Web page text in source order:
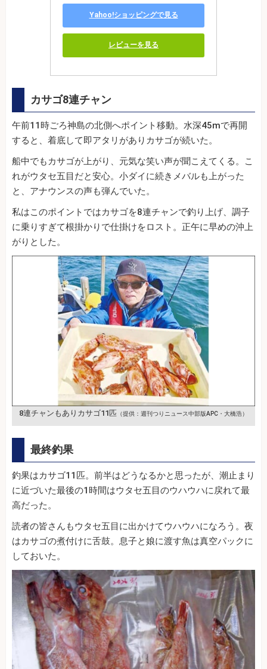
Yahoo!ショッピングで見る
レビューを見る
カサゴ8連チャン
午前11時ごろ神島の北側へポイント移動。水深45mで再開
すると、着底して即アタリがありカサゴが続いた。
船中でもカサゴが上がり、元気な笑い声が聞こえてくる。こ
れがウタセ五目だと安心。小ダイに続きメバルも上がった
と、アナウンスの声も弾んでいた。
私はこのポイントではカサゴを8連チャンで釣り上げ、調子
に乗りすぎて根掛かりで仕掛けをロスト。正午に早めの沖上
がりとした。
8連チャンもありカサゴ11匹 （提供：週刊つりニュース中部版APC・大橋浩）
最終釣果
釣果はカサゴ11匹。前半はどうなるかと思ったが、潮止まり
に近づいた最後の1時間はウタセ五目のウハウハに戻れて最
高だった。
読者の皆さんもウタセ五目に出かけてウハウハになろう。夜
はカサゴの煮付けに舌鼓。息子と娘に渡す魚は真空パックに
しておいた。